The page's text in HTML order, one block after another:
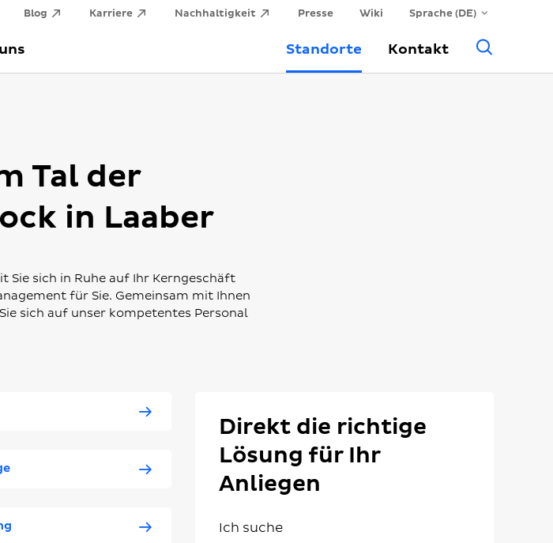
Blog Karriere Nachhaltigkeit Presse Wiki Sprache (DE)
Standorte Kontakt
Tal der
in Laaber
Sie sich in Ruhe auf Ihr Kerngeschäft
für Sie. Gemeinsam mit Ihnen
sich auf unser kompetentes Personal
Direkt die richtige
Lösung für Ihr
Anliegen
Ich suche